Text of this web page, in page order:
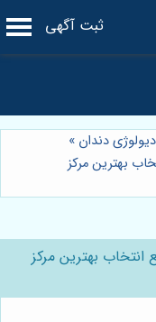
ثبت آگهی
دندان »
بهترین مرکز
انتخاب بهترین مرکز